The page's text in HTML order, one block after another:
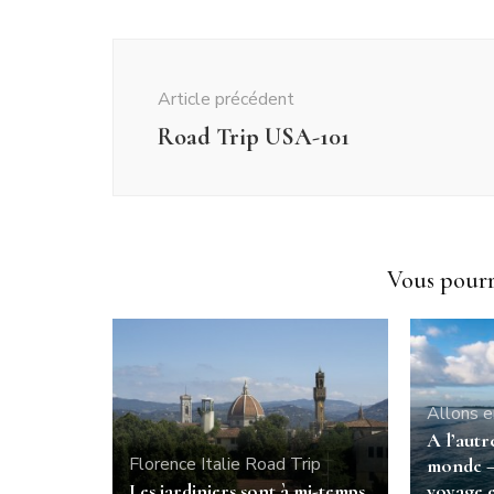
Article précédent
Road Trip USA-101
Vous
Florence Italie Road Trip
Allons
A
monde